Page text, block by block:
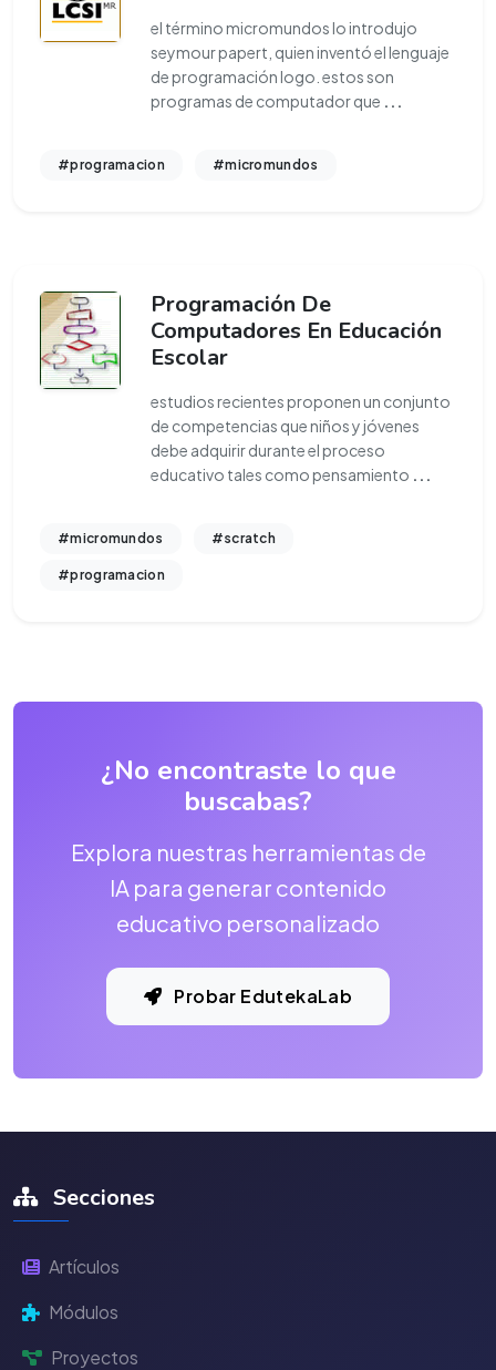
el término micromundos lo introdujo
seymour papert, quien inventó el lenguaje
de programación logo. estos son
programas de computador que ...
#programacion #micromundos
Programación De
Computadores En Educación
Escolar
estudios recientes proponen un conjunto
de competencias que niños y jóvenes
debe adquirir durante el proceso
educativo tales como pensamiento ...
#micromundos #scratch
#programacion
¿No encontraste lo que
buscabas?
Explora nuestras herramientas de
IA para generar contenido
educativo personalizado
Probar EdutekaLab
Secciones
Artículos
Módulos
Proyectos